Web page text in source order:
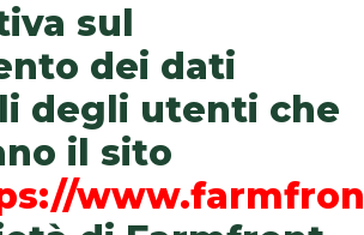
sul
dei dati
degli utenti che
il sito